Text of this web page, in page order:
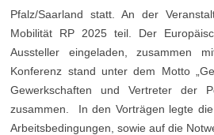
Pfalz/Saarland statt. An der
Mobilität RP 2025 teil. Der
Aussteller eingeladen, zusammen
Konferenz stand unter dem Motto
Gewerkschaften und Vertreter der
zusammen. In den Vorträgen legte
Arbeitsbedingungen, sowie auf die